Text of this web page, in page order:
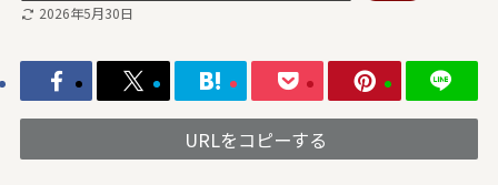
2026年5月30日
URLをコピーする